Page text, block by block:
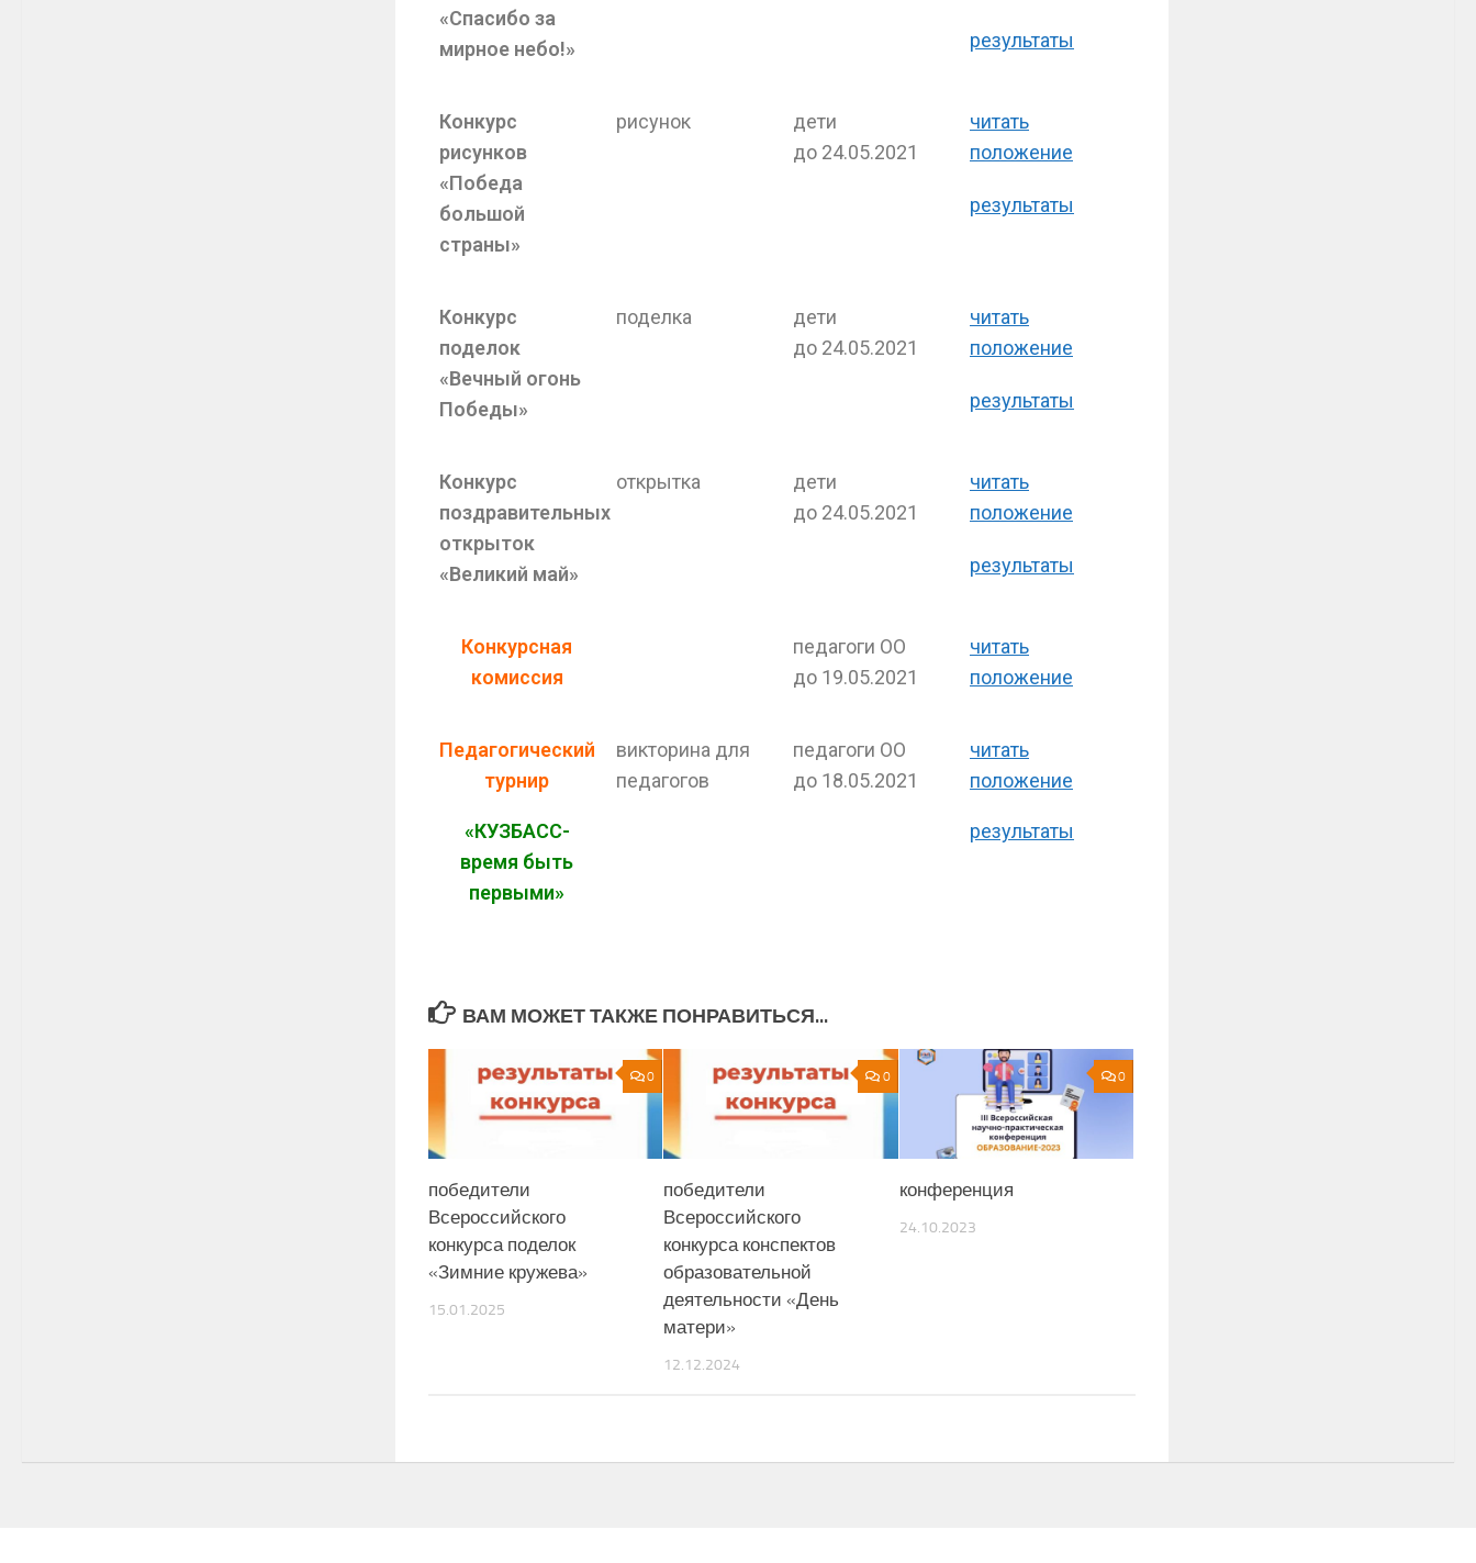
«Спасибо за
мирное небо!»
результаты
Конкурс
рисунков
«Победа
большой
страны»
рисунок
дети
до 24.05.2021
читать
положение
результаты
Конкурс
поделок
«Вечный огонь
Победы»
поделка
дети
до 24.05.2021
читать
положение
результаты
Конкурс
поздравительных
открыток
«Великий май»
открытка
дети
до 24.05.2021
читать
положение
результаты
Конкурсная
комиссия
педагоги ОО
до 19.05.2021
читать
положение
Педагогический
турнир
«КУЗБАСС-
время быть
первыми»
викторина для
педагогов
педагоги ОО
до 18.05.2021
читать
положение
результаты
ВАМ МОЖЕТ ТАКЖЕ ПОНРАВИТЬСЯ...
0
победители
Всероссийского
конкурса поделок
«Зимние кружева»
15.01.2025
0
победители
Всероссийского
конкурса конспектов
образовательной
деятельности «День
матери»
12.12.2024
0
конференция
24.10.2023